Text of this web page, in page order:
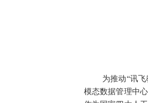
为推动“讯
模态数据管理中